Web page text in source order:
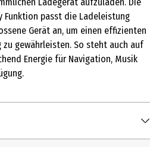
passt die Ladeleistung
Gerät an, um einen effizienten
zu gewährleisten. So steht auch auf
Energie für Navigation, Musik